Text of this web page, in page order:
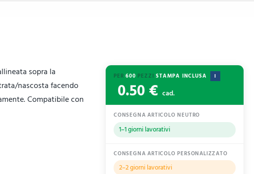
sopra la
nascosta facendo
Compatibile con
PER600 PEZZISTAMPA INCLUSA I
0.50 € cad.
CONSEGNA ARTICOLO NEUTRO
1–1 giorni lavorativi
CONSEGNA ARTICOLO PERSONALIZZATO
2–2 giorni lavorativi